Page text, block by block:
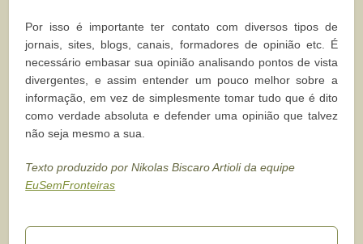
Por isso é importante ter contato com diversos tipos de
jornais, sites, blogs, canais, formadores de opinião etc. É
necessário embasar sua opinião analisando pontos de vista
divergentes, e assim entender um pouco melhor sobre a
informação, em vez de simplesmente tomar tudo que é dito
como verdade absoluta e defender uma opinião que talvez
não seja mesmo a sua.
Texto produzido por Nikolas Biscaro Artioli da equipe
EuSemFronteiras